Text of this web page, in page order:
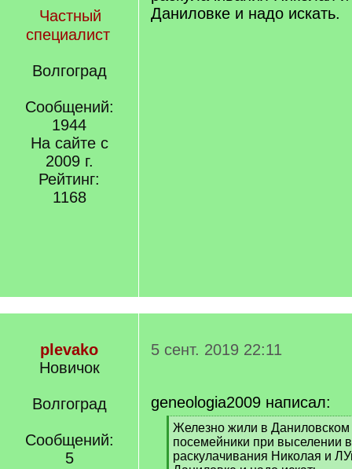
Частный
специалист
Волгоград
Сообщений:
1944
На сайте с
2009 г.
Рейтинг:
1168
Даниловке и надо искать.
plevako
Новичок
Волгоград
Сообщений:
5
5 сент. 2019 22:11
geneologia2009 написал:
[
q
]
Железно жили в Даниловском
посемейники при выселении
раскулачивания Николая и